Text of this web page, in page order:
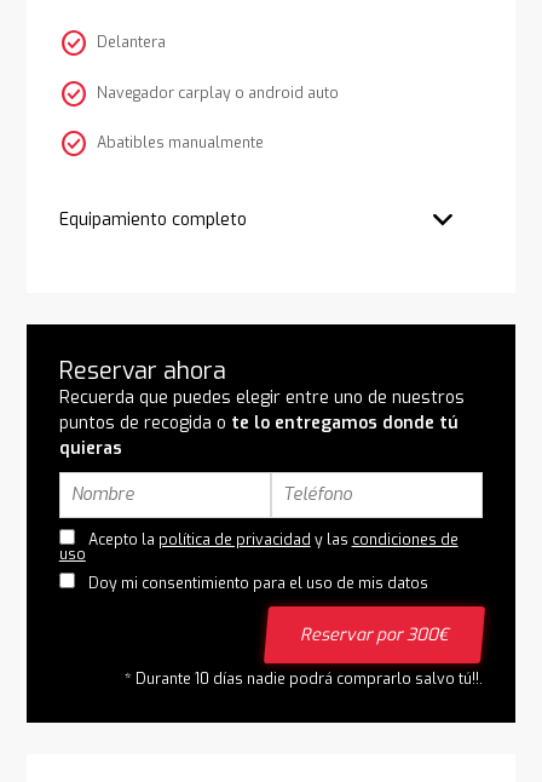
check_circle Delantera
check_circle Navegador carplay o android auto
check_circle Abatibles manualmente
Equipamiento completo
Reservar ahora
Recuerda que puedes elegir entre uno de nuestros
puntos de recogida o te lo entregamos donde tú
quieras
Acepto la política de privacidad y las condiciones de
uso
Doy mi consentimiento para el uso de mis datos
Reservar por 300€
* Durante 10 días nadie podrá comprarlo salvo tú!!.